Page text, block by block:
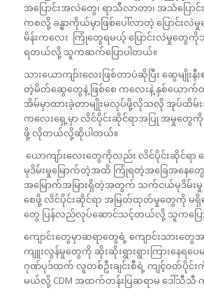
အပြောင်းအလဲတွေ၊ ရာသီလာတာ၊ အသံပြေ
ကစလို့ ခန္ဓာကိုယ်မှာဖြစ်ပေါ်လာတဲ့ ပြောင်းလဲမှု
မိန်းကလေး ကြုံတွေရမယ့် ပြောင်းလဲမှုတွေကို
ရတယ်လို့ သူကဆက်ပြောပါတယ်။
သားယောကျာ်းလေးဖြစ်တာပဲဆိုပြီး ဆွေမျိုးနီး
တဲ့မိတ်ဆွေတွေနဲ့ ဖြစ်စေ ကလေးနဲ့ နှစ်ယောက်
အိမ်မှာထားခဲ့တာမျိုးမလုပ်ဖို့လိုသလို အုပ်ထိ
ကလေးရှေ့မှာ လိင်ပိုင်းဆိုင်ရာအပြု အမှုတွေကို
ဖို့ လိုတယ်လို့ဆိုပါတယ်။
ယောကျာ်းလေးတွေကိုလည်း လိင်ပိုင်းဆိုင်ရာ ‌စ
မုဒိမ်းမှုမြောက်တဲ့အထိ ကြုံရတဲ့အခြေအနေတွ
အမြောက်အမြားရှိတဲ့အတွက် သက်ငယ်မုဒိမ်းမှု
စေဖို့ လိင်ပိုင်းဆိုင်ရာ အမြတ်ထုတ်မှုတွေကို မရှိ
တွေ ပြန်လည်လုပ်ဆောင်သင့်တယ်လို့ သူကပြေ
ကျောင်းတွေမှာဆရာတွေရဲ့ ကျောင်းသားတွေ
ကျူးလွန်မှုတွေကို ဆိုးဆိုးရွားရွားကြားနေရ
ဂုဏ်ပုဒ်ထက် လူတစ်ဦးချင်းစီရဲ့ ကျင့်ဝတ်ပိုင်း
မယ်လို့ CDM အထက်တန်းပြဆရာမ ဒေါ်သီသီ